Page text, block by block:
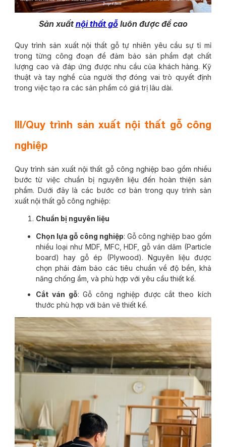
Sản xuất nội thất gỗluôn được đề cao
Quy trình sản xuất nội thất gỗ tự nhiên yêu cầu sự tỉ mỉ
trong từng công đoạn để đảm bảo sản phẩm đạt chất
lượng cao và đáp ứng được nhu cầu của khách hàng. Kỹ
thuật và tay nghề của người thợ đóng vai trò quyết định
trong việc tạo ra các sản phẩm có giá trị lâu dài.
III/Quy trình sản xuất nội thất gỗ công
nghiệp
Quy trình sản xuất nội thất gỗ công nghiệp bao gồm nhiều
bước từ việc chuẩn bị nguyên liệu đến hoàn thiện sản
phẩm. Dưới đây là các bước cơ bản trong quy trình sản
xuất nội thất gỗ công nghiệp:
Chuẩn bị nguyên liệu
Chọn lựa gỗ công nghiệp: Gỗ công nghiệp bao gồm
nhiều loại như MDF, MFC, HDF, gỗ ván dăm (Particle
board) hay gỗ ép (Plywood). Nguyên liệu được
chọn phải đảm bảo các tiêu chuẩn về độ bền, khả
năng chống ẩm, và phù hợp với yêu cầu thiết kế.
Cắt ván gỗ: Gỗ công nghiệp được cắt theo kích
thước phù hợp với bản vẽ thiết kế.